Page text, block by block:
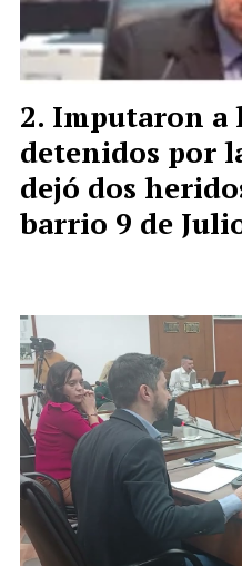
Imputaron a
detenidos por
dejó dos
barrio 9 de